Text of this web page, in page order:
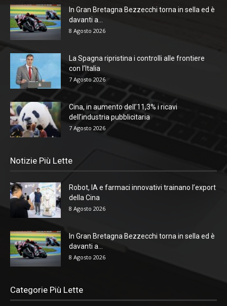
In Gran Bretagna Bezzecchi torna in sella ed è
davanti a...
8 Agosto 2026
La Spagna ripristina i controlli alle frontiere
con l’Italia
7 Agosto 2026
Cina, in aumento dell’11,3% i ricavi
dell’industria pubblicitaria
7 Agosto 2026
Notizie Più Lette
Robot, IA e farmaci innovativi trainano l’export
della Cina
8 Agosto 2026
In Gran Bretagna Bezzecchi torna in sella ed è
davanti a...
8 Agosto 2026
Categorie Più Lette